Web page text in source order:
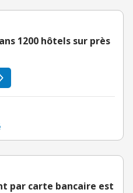
1200 hôtels sur près
par carte bancaire est